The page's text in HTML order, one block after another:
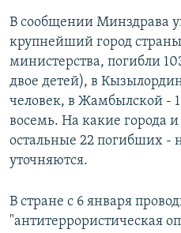
В сообщении Минздрава
крупнейший город
министерства, погибли
двое детей), в
человек, в Жамбылской -
восемь. На какие города
остальные 22 погибших -
уточняются.
В стране с 6 января
"антитеррористическая